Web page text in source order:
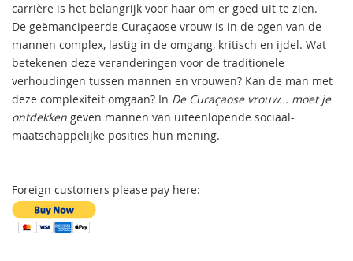
carrière is het belangrijk voor haar om er goed uit te zien.
De geëmancipeerde Curaçaose vrouw is in de ogen van de
mannen complex, lastig in de omgang, kritisch en ijdel. Wat
betekenen deze veranderingen voor de traditionele
verhoudingen tussen mannen en vrouwen? Kan de man met
deze complexiteit omgaan? In De Curaçaose vrouw... moet je
ontdekken geven mannen van uiteenlopende sociaal-
maatschappelijke posities hun mening.
Foreign customers please pay here: